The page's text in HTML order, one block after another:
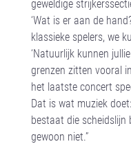
geweldige
‘Wat is er aan de
klassieke spelers, we
‘Natuurlijk kunnen
grenzen zitten vooral
het laatste concert
Dat is wat muziek
bestaat die
gewoon niet.”